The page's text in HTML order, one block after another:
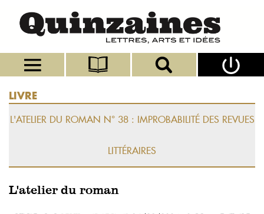
LIVRE
L'ATELIER DU ROMAN N° 38 : IMPROBABILITÉ DES REVUES
LITTÉRAIRES
L'atelier du roman